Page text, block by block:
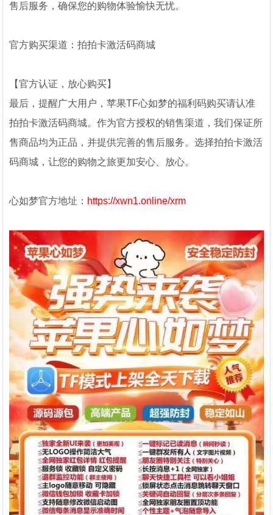
售后服务，确保您的购物体验愉快无忧。
官方购买渠道：拍拍卡激活码商城
【官方认证，放心购买】
最后，提醒广大用户，苹果TF心如梦的福利码购买请认准
拍拍卡激活码商城。作为官方授权的销售渠道，我们保证所
售商品均为正品，并提供完善的售后服务。选择拍拍卡激活
码商城，让您的购物之旅更加安心、放心。
心如梦官方地址： https://xwn1.online/xrm